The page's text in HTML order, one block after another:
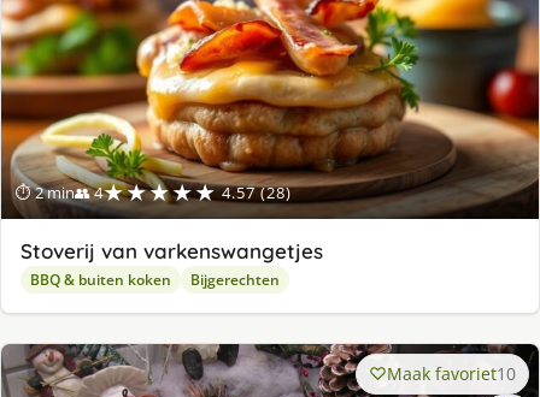
⏱ 2 min👥 4★★★★★ 4.57 (28)
Stoverij van varkenswangetjes
BBQ & buiten koken Bijgerechten
Maak favoriet10